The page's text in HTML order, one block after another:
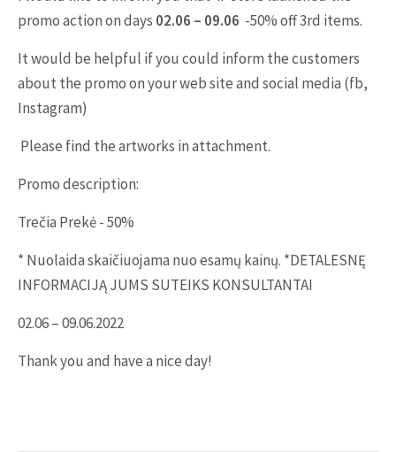
promo action on days 02.06 – 09.06 -50% off 3rd items.
It would be helpful if you could inform the customers
about the promo on your web site and social media (fb,
Instagram)
Please find the artworks in attachment.
Promo description:
Trečia Prekė - 50%
* Nuolaida skaičiuojama nuo esamų kainų. *DETALESNĘ
INFORMACIJĄ JUMS SUTEIKS KONSULTANTAI
02.06 – 09.06.2022
Thank you and have a nice day!